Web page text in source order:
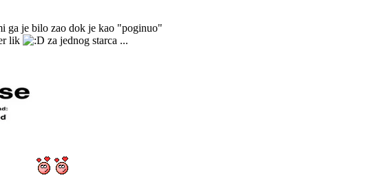
ga je bilo zao dok je kao "poginuo"
lik
za jednog starca ...